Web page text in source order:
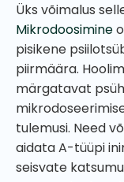
Üks võimalus
Mikrodoosimine
pisikene
piirmäära.
märgatavat
tulemusi. Need
aidata A-tüüpi
seisvate